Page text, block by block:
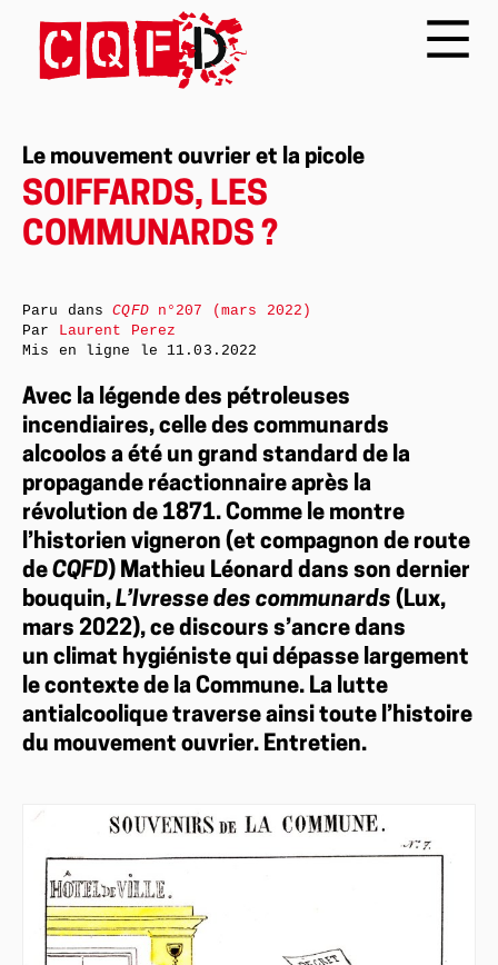
Le mouvement ouvrier et la picole
SOIFFARDS, LES
COMMUNARDS ?
Avec la légende des pétroleuses
incendiaires, celle des communards
alcoolos a été un grand standard de la
propagande réactionnaire après la
révolution de 1871. Comme le montre
l’historien vigneron (et compagnon de route
de CQFD) Mathieu Léonard dans son dernier
bouquin, L’Ivresse des communards (Lux,
mars 2022), ce discours s’ancre dans
un climat hygiéniste qui dépasse largement
le contexte de la Commune. La lutte
antialcoolique traverse ainsi toute l’histoire
du mouvement ouvrier. Entretien.
Paru dansCQFDn°207 (mars 2022)
Par Laurent Perez
Mis en ligne le 11.03.2022